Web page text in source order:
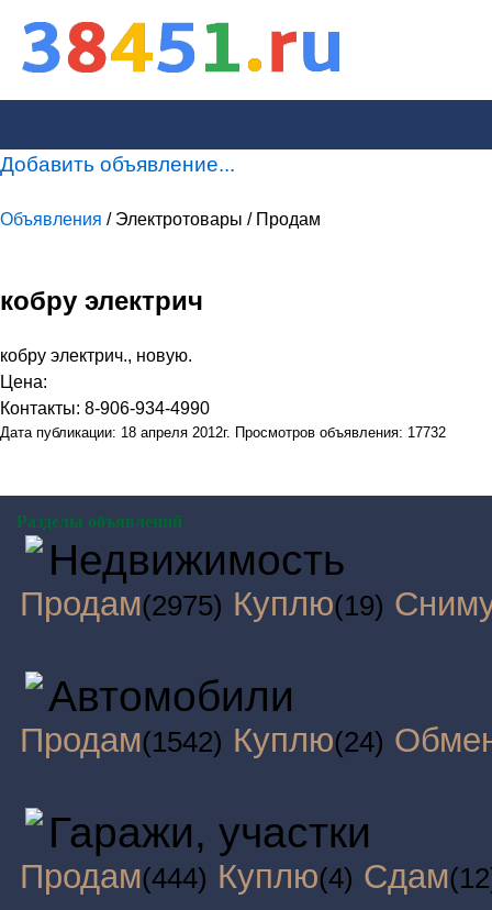
Добавить объявление...
Объявления / Электротовары / Продам
кобру электрич
кобру электрич., новую.
Цена:
Контакты: 8-906-934-4990
Дата публикации: 18 апреля 2012г. Просмотров объявления: 17732
Разделы объявлений
Недвижимость
Продам(2975) Куплю(19)
Автомобили
Продам(1542) Куплю(24)
Гаражи, участки
Продам(444) Куплю(4) Сдам